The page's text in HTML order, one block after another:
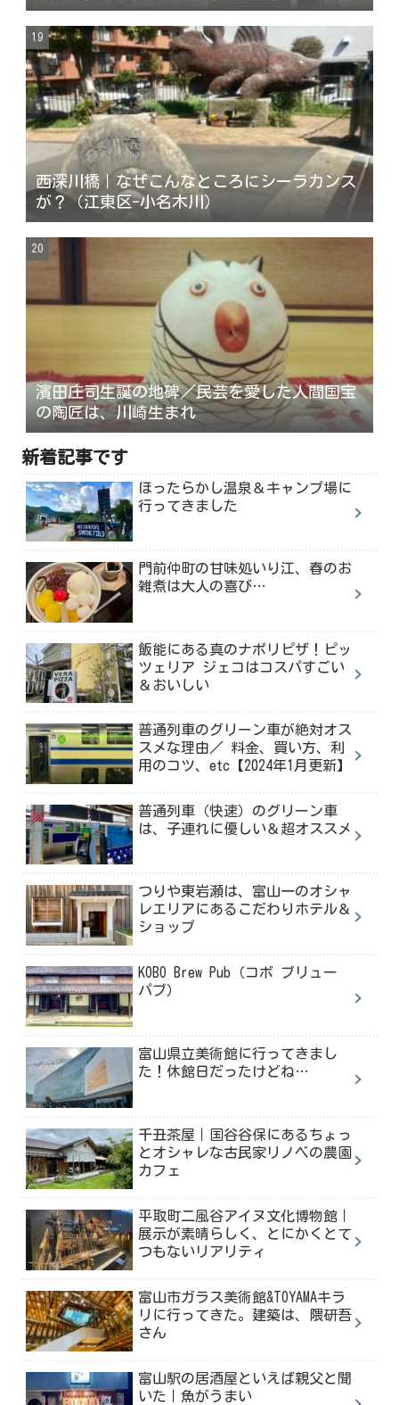
西深川橋｜なぜこんなところにシーラカンス
が？（江東区-小名木川）
濱田庄司生誕の地碑／民芸を愛した人間国宝
の陶匠は、川崎生まれ
新着記事です
ほったらかし温泉＆キャンプ場に
行ってきました
門前仲町の甘味処いり江、春のお
雑煮は大人の喜び…
飯能にある真のナポリピザ！ピッ
ツェリア ジェコはコスパすごい
＆おいしい
普通列車のグリーン車が絶対オス
スメな理由／ 料金、買い方、利
用のコツ、etc【2024年1月更新】
普通列車（快速）のグリーン車
は、子連れに優しい＆超オススメ
つりや東岩瀬は、富山一のオシャ
レエリアにあるこだわりホテル＆
ショップ
KOBO Brew Pub（コボ ブリュー
パブ）
富山県立美術館に行ってきまし
た！休館日だったけどね…
千丑茶屋｜国谷谷保にあるちょっ
とオシャレな古民家リノベの農園
カフェ
平取町二風谷アイヌ文化博物館｜
展示が素晴らしく、とにかくとて
つもないリアリティ
富山市ガラス美術館&TOYAMAキラ
リに行ってきた。建築は、隈研吾
さん
富山駅の居酒屋といえば親父と聞
いた｜魚がうまい